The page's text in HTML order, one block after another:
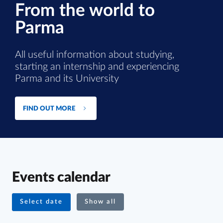
From the world to
Parma
All useful information about studying,
starting an internship and experiencing
Parma and its University
FIND OUT MORE
Events calendar
Select date Show all